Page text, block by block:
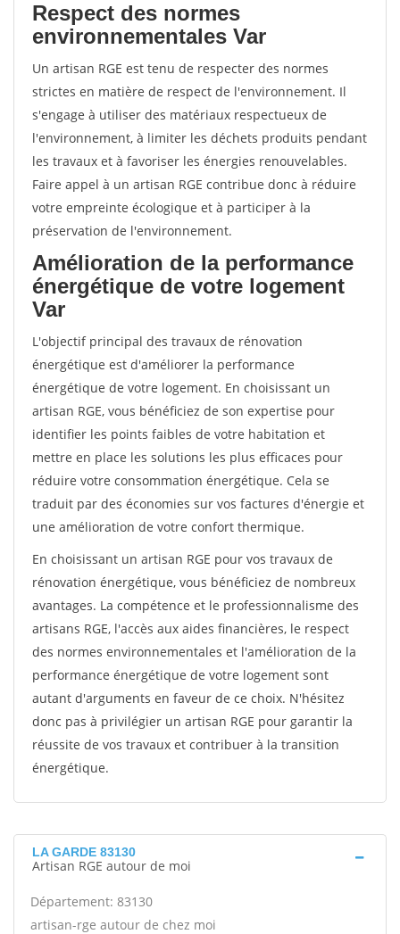
Respect des normes
environnementales Var
Un artisan RGE est tenu de respecter des normes
strictes en matière de respect de l'environnement. Il
s'engage à utiliser des matériaux respectueux de
l'environnement, à limiter les déchets produits pendant
les travaux et à favoriser les énergies renouvelables.
Faire appel à un artisan RGE contribue donc à réduire
votre empreinte écologique et à participer à la
préservation de l'environnement.
Amélioration de la performance
énergétique de votre logement
Var
L'objectif principal des travaux de rénovation
énergétique est d'améliorer la performance
énergétique de votre logement. En choisissant un
artisan RGE, vous bénéficiez de son expertise pour
identifier les points faibles de votre habitation et
mettre en place les solutions les plus efficaces pour
réduire votre consommation énergétique. Cela se
traduit par des économies sur vos factures d'énergie et
une amélioration de votre confort thermique.
En choisissant un artisan RGE pour vos travaux de
rénovation énergétique, vous bénéficiez de nombreux
avantages. La compétence et le professionnalisme des
artisans RGE, l'accès aux aides financières, le respect
des normes environnementales et l'amélioration de la
performance énergétique de votre logement sont
autant d'arguments en faveur de ce choix. N'hésitez
donc pas à privilégier un artisan RGE pour garantir la
réussite de vos travaux et contribuer à la transition
énergétique.
LA GARDE 83130
Artisan RGE autour de moi
Département: 83130
artisan-rge autour de chez moi